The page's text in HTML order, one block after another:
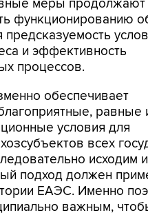
меры продолжают
функционированию
и эффективность
процессов.
обеспечивает
равные
условия для
всех
исходим
подход должен
ЕАЭС. Именно
важным,